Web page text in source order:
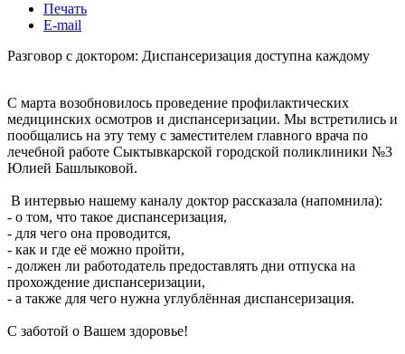
Печать
E-mail
Разговор с доктором: Диспансеризация доступна каждому
С марта возобновилось проведение профилактических
медицинских осмотров и диспансеризации. Мы встретились и
пообщались на эту тему с заместителем главного врача по
лечебной работе Сыктывкарской городской поликлиники №3
Юлией Башлыковой.
В интервью нашему каналу доктор рассказала (напомнила):
- о том, что такое диспансеризация,
- для чего она проводится,
- как и где её можно пройти,
- должен ли работодатель предоставлять дни отпуска на
прохождение диспансеризации,
- а также для чего нужна углублённая диспансеризация.
C заботой о Вашем здоровье!